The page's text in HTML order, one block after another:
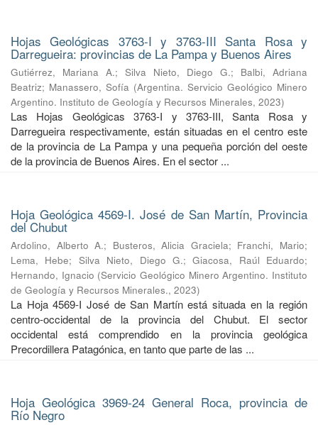
Hojas Geológicas 3763-I y 3763-III Santa Rosa y
Darregueira: provincias de La Pampa y Buenos Aires
Gutiérrez, Mariana A.; Silva Nieto, Diego G.; Balbi, Adriana
Beatriz; Manassero, Sofía (Argentina. Servicio Geológico Minero
Argentino. Instituto de Geología y Recursos Minerales, 2023)
Las Hojas Geológicas 3763-I y 3763-III, Santa Rosa y
Darregueira respectivamente, están situadas en el centro este
de la provincia de La Pampa y una pequeña porción del oeste
de la provincia de Buenos Aires. En el sector ...
Hoja Geológica 4569-I. José de San Martín, Provincia
del Chubut
Ardolino, Alberto A.; Busteros, Alicia Graciela; Franchi, Mario;
Lema, Hebe; Silva Nieto, Diego G.;Giacosa, Raúl Eduardo;
Hernando, Ignacio (Servicio Geológico Minero Argentino. Instituto
de Geología y Recursos Minerales., 2023)
La Hoja 4569-I José de San Martín está situada en la región
centro-occidental de la provincia del Chubut. El sector
occidental está comprendido en la provincia geológica
Precordillera Patagónica, en tanto que parte de las ...
Hoja Geológica 3969-24 General Roca, provincia de
Río Negro